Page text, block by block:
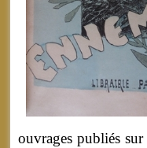
ouvrages publiés